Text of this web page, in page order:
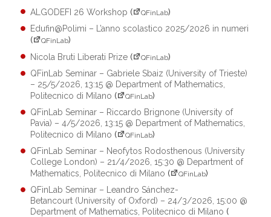
ALGODEFI 26 Workshop ( QFinLab)
Edufin@Polimi – L’anno scolastico 2025/2026 in numeri
(
QFinLab)
Nicola Bruti Liberati Prize ( QFinLab)
QFinLab Seminar – Gabriele Sbaiz (University of Trieste)
– 25/5/2026, 13:15 @ Department of Mathematics,
Politecnico di Milano ( QFinLab)
QFinLab Seminar – Riccardo Brignone (University of
Pavia) – 4/5/2026, 13:15 @ Department of Mathematics,
Politecnico di Milano ( QFinLab)
QFinLab Seminar – Neofytos Rodosthenous (University
College London) – 21/4/2026, 15:30 @ Department of
Mathematics, Politecnico di Milano ( QFinLab)
QFinLab Seminar – Leandro Sánchez-
Betancourt (University of Oxford) – 24/3/2026, 15:00 @
Department of Mathematics, Politecnico di Milano (